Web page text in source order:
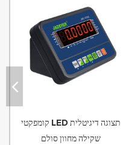
קומפקטי LED תצוגה דיגיטלית
שקילה מחוון סולם